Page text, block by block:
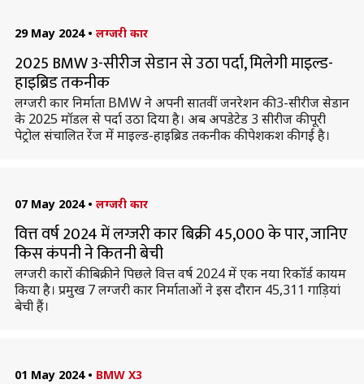
29 May 2024 • लग्जरी कार
2025 BMW 3-सीरीज सेडान से उठा पर्दा, मिलेगी माइल्ड-
हाइब्रिड तकनीक
लग्जरी कार निर्माता BMW ने अपनी सातवीं जनरेशन की 3-सीरीज सेडान
के 2025 मॉडल से पर्दा उठा दिया है। अब अपडेटेड 3 सीरीज की पूरी
पेट्रोल संचालित रेंज में माइल्ड-हाइब्रिड तकनीक की पेशकश की गई है।
07 May 2024 • लग्जरी कार
वित्त वर्ष 2024 में लग्जरी कार बिक्री 45,000 के पार, जानिए
किस कंपनी ने कितनी बेची
लग्जरी कारों की बिक्री ने पिछले वित्त वर्ष 2024 में एक नया रिकॉर्ड कायम
किया है। प्रमुख 7 लग्जरी कार निर्माताओं ने इस दौरान 45,311 गाड़ियां
बेची हैं।
01 May 2024 • BMW X3